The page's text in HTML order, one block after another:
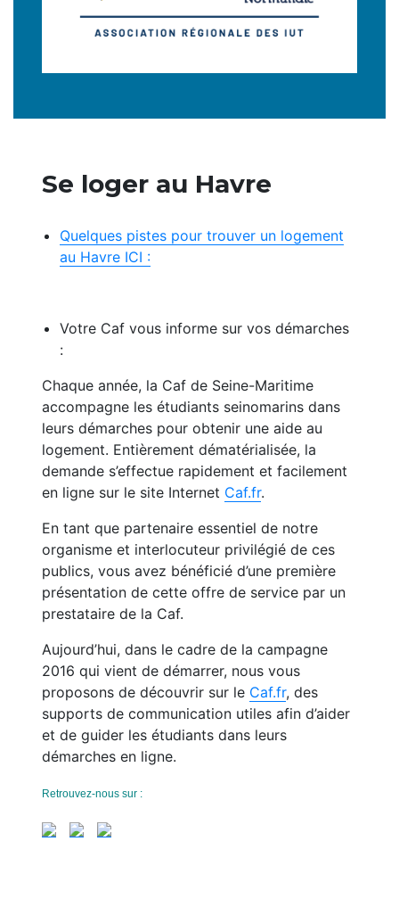
Se loger au Havre
Quelques pistes pour trouver un logement
au Havre ICI :
Votre Caf vous informe sur vos démarches
:
Chaque année, la Caf de Seine-Maritime
accompagne les étudiants seinomarins dans
leurs démarches pour obtenir une aide au
logement. Entièrement dématérialisée, la
demande s’effectue rapidement et facilement
en ligne sur le site Internet Caf.fr.
En tant que partenaire essentiel de notre
organisme et interlocuteur privilégié de ces
publics, vous avez bénéficié d’une première
présentation de cette offre de service par un
prestataire de la Caf.
Aujourd’hui, dans le cadre de la campagne
2016 qui vient de démarrer, nous vous
proposons de découvrir sur le Caf.fr, des
supports de communication utiles afin d’aider
et de guider les étudiants dans leurs
démarches en ligne.
Retrouvez-nous sur :